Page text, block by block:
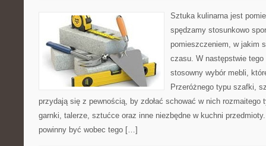
Sztuka kulinarna jest
spędzamy stosunkowo
pomieszczeniem, w jakim
czasu. W następstwie
stosowny wybór mebli,
Przeróżnego typu szafki,
przydają się z pewnością, by zdołać schować w nich rozmaitego
garnki, talerze, sztućce oraz inne niezbędne w kuchni
powinny być wobec tego […]